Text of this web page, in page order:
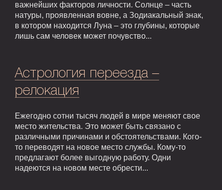
важнейших факторов личности. Солнце – часть
натуры, проявленная вовне, а Зодиакальный знак,
в котором находится Луна – это глубины, которые
лишь сам человек может почувство...
Астрология переезда –
релокация
Ежегодно сотни тысяч людей в мире меняют свое
место жительства. Это может быть связано с
различными причинами и обстоятельствами. Кого-
то переводят на новое место службы. Кому-то
предлагают более выгодную работу. Одни
надеются на новом месте обрести...